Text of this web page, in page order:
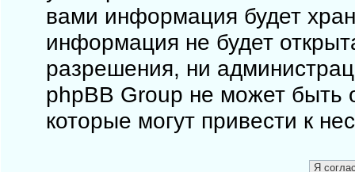
вами информация будет
информация не будет
разрешения, ни
phpBB Group не может быть
которые могут привести к